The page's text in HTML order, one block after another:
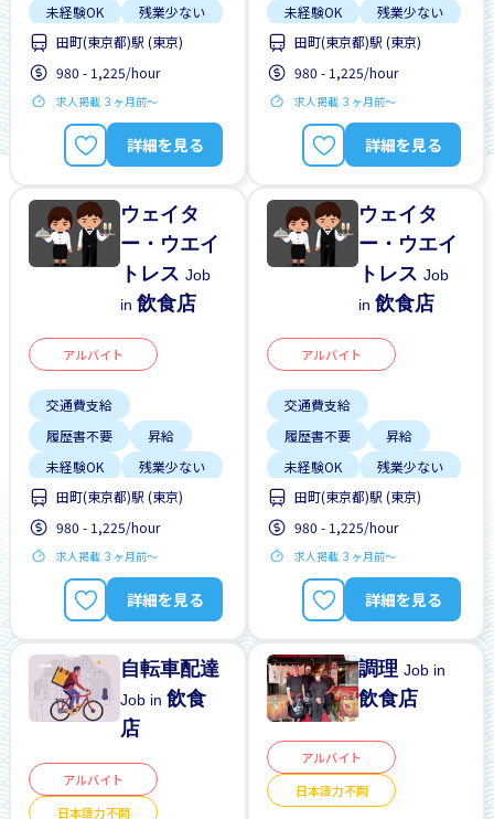
未経験OK
残業少ない
田町(東京都)駅 (東京)
980 - 1,225/hour
求人掲載 ３ヶ月前〜
詳細を見る
未経験OK
残業少ない
田町(東京都)駅 (東京)
980 - 1,225/hour
求人掲載 ３ヶ月前〜
詳細を見る
ウェイタ
ー・ウエイ
トレスJob
in飲食店
アルバイト
交通費支給
履歴書不要
昇給
未経験OK
残業少ない
田町(東京都)駅 (東京)
980 - 1,225/hour
求人掲載 ３ヶ月前〜
詳細を見る
ウェイタ
ー・ウエイ
トレスJob
in飲食店
アルバイト
交通費支給
履歴書不要
昇給
未経験OK
残業少ない
田町(東京都)駅 (東京)
980 - 1,225/hour
求人掲載 ３ヶ月前〜
詳細を見る
自転車配達
Job in飲食
店
アルバイト
日本語力不問
調理Job in
飲食店
アルバイト
日本語力不問